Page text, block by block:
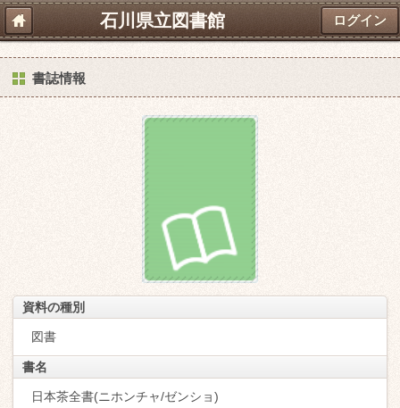
石川県立図書館 ログイン
書誌情報
資料の種別
図書
書名
日本茶全書(ニホンチャ/ゼンショ)